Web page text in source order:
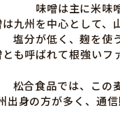
味噌は主に米味
九州を中心として、
塩分が低く、麹を使
も呼ばれて根強いフ
松合食品では、この
出身の方が多く、通